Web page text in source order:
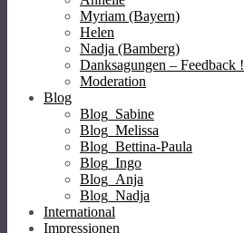
Myriam (Bayern)
Helen
Nadja (Bamberg)
Danksagungen – Feedback !
Moderation
Blog
Blog_Sabine
Blog_Melissa
Blog_Bettina-Paula
Blog_Ingo
Blog_Anja
Blog_Nadja
International
Impressionen